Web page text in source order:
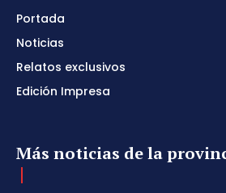
Portada
Noticias
Relatos exclusivos
Edición Impresa
Más noticias de la